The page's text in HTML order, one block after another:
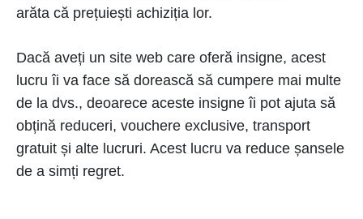
arăta că prețuiești achiziția lor.
Dacă aveți un site web care oferă insigne, acest
lucru îi va face să dorească să cumpere mai multe
de la dvs., deoarece aceste insigne îi pot ajuta să
obțină reduceri, vouchere exclusive, transport
gratuit și alte lucruri. Acest lucru va reduce șansele
de a simți regret.